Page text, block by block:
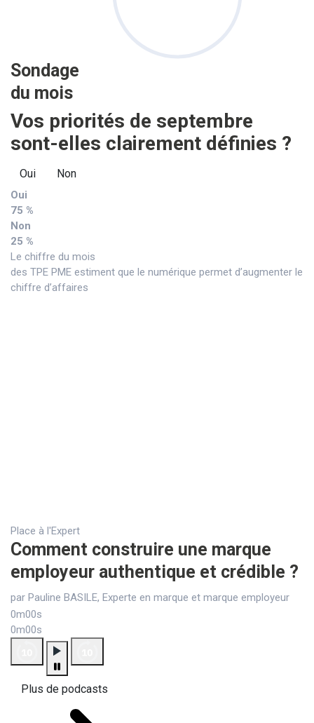
Sondage
du mois
Vos priorités de septembre
sont-elles clairement définies ?
Oui Non
Oui
75 %
Non
25 %
Le chiffre du mois
des TPE PME estiment que le numérique permet d’augmenter le
chiffre d’affaires
Place à l'Expert
Comment construire une marque
employeur authentique et crédible ?
par Pauline BASILE, Experte en marque et marque employeur
0m00s
0m00s
Plus de podcasts